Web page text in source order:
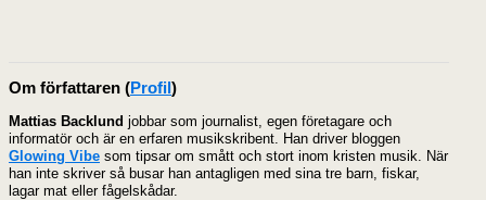
Om författaren (Profil)
Mattias Backlund jobbar som journalist, egen företagare och
informatör och är en erfaren musikskribent. Han driver bloggen
Glowing Vibe som tipsar om smått och stort inom kristen musik. När
han inte skriver så busar han antagligen med sina tre barn, fiskar,
lagar mat eller fågelskådar.